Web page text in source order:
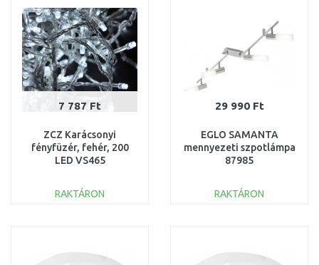
7 787 Ft
ZCZ Karácsonyi
fényfüzér, fehér, 200
LED VS465
RAKTÁRON
29 990 Ft
EGLO SAMANTA
mennyezeti szpotlámpa
87985
RAKTÁRON